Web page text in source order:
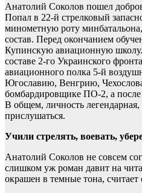
Анатолий Соколов пошел
Попал в 22-й стрелковый
минометную роту
состав. Перед окончанием
Купинскую авиационную
составе 2-го Украинского
авиационного полка 5-й
Югославию, Венгрию,
бомбардировщике ПО-2, а
В общем, личность
прислушаться.
Учили стрелять, воевать,
Анатолий Соколов не совсем
слишком уж роман давит на
окрашен в темные тона, считает